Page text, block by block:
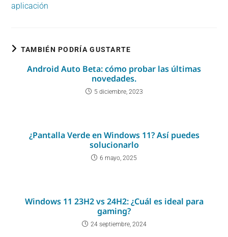
aplicación
TAMBIÉN PODRÍA GUSTARTE
Android Auto Beta: cómo probar las últimas
novedades.
5 diciembre, 2023
¿Pantalla Verde en Windows 11? Así puedes
solucionarlo
6 mayo, 2025
Windows 11 23H2 vs 24H2: ¿Cuál es ideal para
gaming?
24 septiembre, 2024